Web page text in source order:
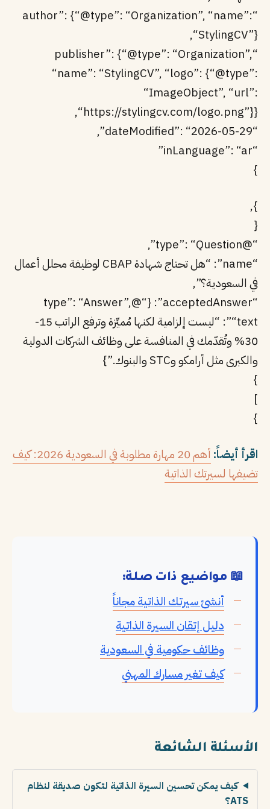
“author”: {“@type”: “Organization”, “name”:
“StylingCV”},
“publisher”: {“@type”: “Organization”,
“name”: “StylingCV”, “logo”: {“@type”:
“ImageObject”, “url”:
“https://stylingcv.com/logo.png”}},
“dateModified”: “2026-05-29”,
“inLanguage”: “ar”
}
},
{
“@type”: “Question”,
“name”: “هل تحتاج شهادة CBAP لوظيفة محلل أعمال
في السعودية؟”,
“acceptedAnswer”: {“@type”: “Answer”,
“text”: “ليست إلزامية لكنها مُميِّزة وترفع الراتب 15-
30% وتُقدّمك في المنافسة على وظائف الشركات الدولية
والكبرى مثل أرامكو وSTC والبنوك.”}
}
]
}
اقرأ أيضاً:
أهم 20 مهارة مطلوبة في السعودية 2026: كيف
تضيفها لسيرتك الذاتية
📖 مواضيع ذات صلة:
أنشئ سيرتك الذاتية مجاناً
دليل إتقان السيرة الذاتية
وظائف حكومية في السعودية
كيف تغير مسارك المهني
الأسئلة الشائعة
كيف يمكن تحسين السيرة الذاتية لتكون صديقة لنظام
ATS؟